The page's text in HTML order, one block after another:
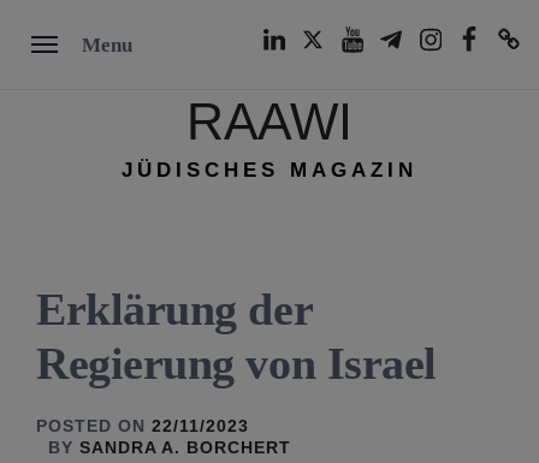
Menu
RAAWI
JÜDISCHES MAGAZIN
Erklärung der
Regierung von Israel
POSTED ON 22/11/2023
BY SANDRA A. BORCHERT